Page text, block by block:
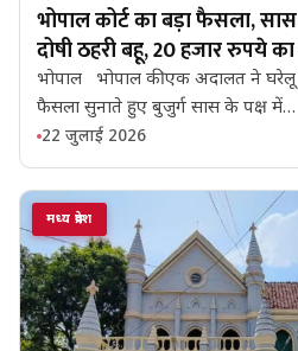
भोपाल कोर्ट का बड़ा फैसला,
दोषी ठहरी बहू, 20 हजार रुपये का
भोपाल भोपाल की एक अदालत ने घरेलू
फैसला सुनाते हुए बुजुर्ग सास के पक्ष में…
22 जुलाई 2026
मध्य प्रदेश